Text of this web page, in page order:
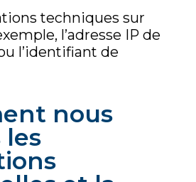
techniques sur
l’adresse IP de
l’identifiant de
nous
les